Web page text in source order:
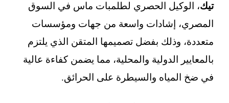
تيك، الوكيل الحصري لطلمبات ماس في السوق
المصري، إشادات واسعة من جهات ومؤسسات
متعددة، وذلك بفضل تصميمها المتقن الذي يلتزم
بالمعايير الدولية والمحلية، مما يضمن كفاءة عالية
في ضخ المياه والسيطرة على الحرائق.